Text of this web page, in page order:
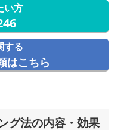
い方
する
はこちら
グ法の内容・効果